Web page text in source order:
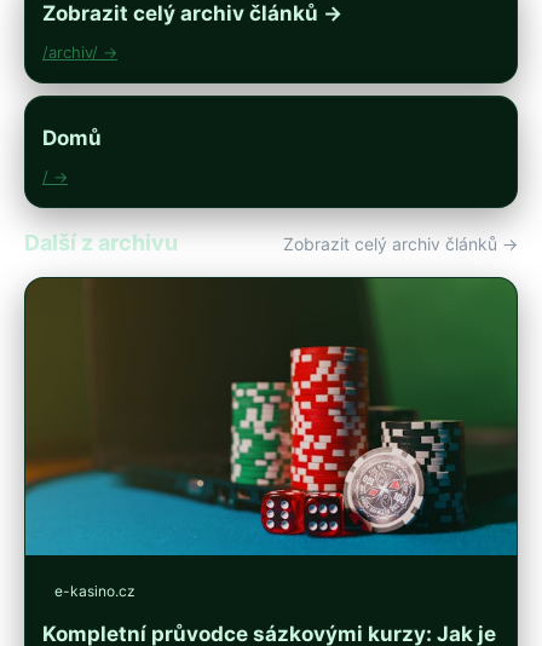
Zobrazit celý archiv článků →
/archiv/ →
Domů
/ →
Další z archivu Zobrazit celý archiv článků →
e-kasino.cz
Kompletní průvodce sázkovými kurzy: Jak je